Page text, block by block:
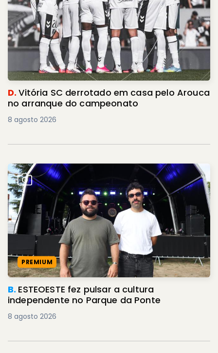
D.Vitória SC derrotado em casa pelo Arouca
no arranque do campeonato
8 agosto 2026
PREMIUM
B. ESTEOESTE fez pulsar a cultura
independente no Parque da Ponte
8 agosto 2026